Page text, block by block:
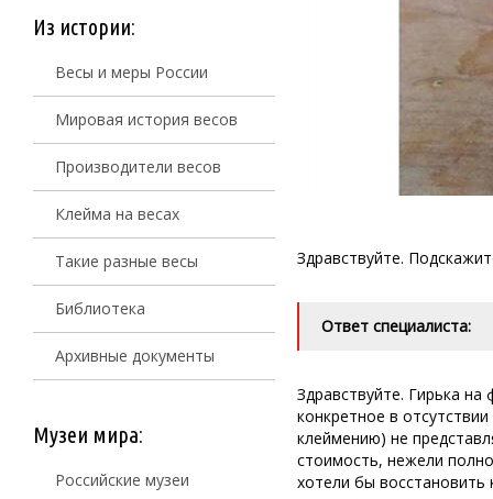
Из истории:
Весы и меры России
Мировая история весов
Производители весов
Клейма на весах
Такие разные весы
Библиотека
Архивные документы
Музеи мира:
Российские музеи
Здравствуйте.
Ответ специалиста:
Здравствуйте. Гирька
конкретное в
клеймению) не
стоимость, нежели
хотели бы